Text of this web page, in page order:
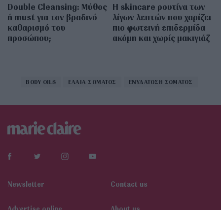
Double Cleansing: Μύθος
ή must για τον βραδινό
καθαρισμό του
προσώπου;
Η skincare ρουτίνα των
λίγων λεπτών που χαρίζει
πιο φωτεινή επιδερμίδα
ακόμη και χωρίς μακιγιάζ
BODY OILS ΕΛΑΙΑ ΣΩΜΑΤΟΣ ΕΝΥΔΑΤΩΣΗ ΣΩΜΑΤΟΣ
Newsletter Contact us